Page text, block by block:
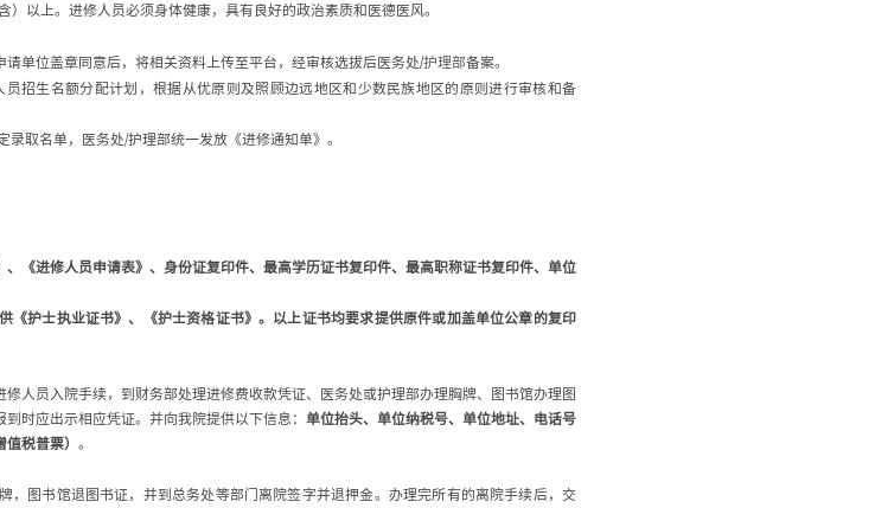
）以上。进修人员必须身体健康，具有良好的政治素质和医德医风。
单位盖章同意后，将相关资料上传至平台，经审核选拔后医务处/护理部备案。
招生名额分配计划，根据从优原则及照顾边远地区和少数民族地区的原则进行审核和备
录取名单，医务处/护理部统一发放《进修通知单》。
《进修人员申请表》、身份证复印件、最高学历证书复印件、最高职称证书复印件、单位
《护士执业证书》、《护士资格证书》。以上证书均要求提供原件或加盖单位公章的复印
人员入院手续，到财务部处理进修费收款凭证、医务处或护理部办理胸牌、图书馆办理图
时应出示相应凭证。并向我院提供以下信息： 单位抬头、单位纳税号、单位地址、电话号
税普票） 。
，图书馆退图书证，并到总务处等部门离院签字并退押金。办理完所有的离院手续后，交